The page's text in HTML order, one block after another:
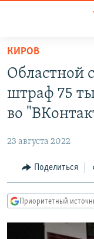
упрощенного
доступа
Вернуться
основному
Вернутся
Вернутся
ПРОГРАММЫ
ПОДКАСТЫ
АВТОРСКИЕ
МНЕНИЯ
КУЛЬТУРА
КАВКАЗ.РЕАЛИИ
СЕВЕР.РЕАЛИИ
КИРОВ
Областной
штраф 75
во
23 августа 2022
Поделиться
Приоритетный